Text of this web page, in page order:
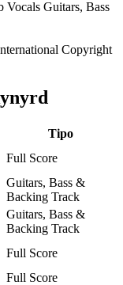
Copyright
Tipo
Full Score
Guitars, Bass &
Backing Track
Guitars, Bass &
Backing Track
Full Score
Full Score